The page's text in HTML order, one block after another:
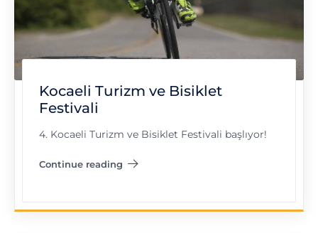
Kocaeli Turizm ve Bisiklet
Festivali
4. Kocaeli Turizm ve Bisiklet Festivali başlıyor!
Continue reading
"Kocaeli Turizm ve Bisiklet Festivali"